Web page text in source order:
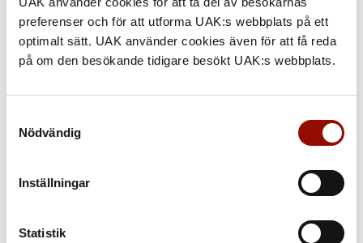
preferenser och för att utforma UAK:s webbplats på ett
optimalt sätt. UAK använder cookies även för att få reda
på om den besökande tidigare besökt UAK:s webbplats.
Nödvändig
Inställningar
Statistik
689. HELENE SCHJERFBECK